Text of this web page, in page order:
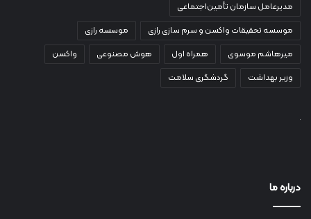
مدیرعامل سازمان تأمین‌اجتماعی
موسسه تحقیقات واکسن و سرم سازی رازی
موسسه رازی
میرهاشم موسوی
همراه اول هوش مصنوعی
واکسن
وزیر بهداشت
گردشگری سلامت
درباره ما